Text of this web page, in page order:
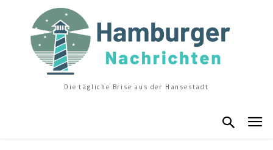
Die tägliche Brise aus der Hansestadt